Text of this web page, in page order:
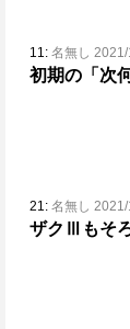
11: 名無し
初期の「次
21: 名無し
ザクⅢもそ